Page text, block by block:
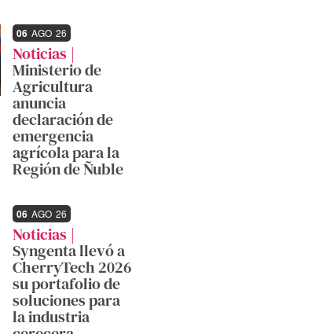
06 AGO 26
Noticias
Ministerio de
Agricultura
anuncia
declaración de
emergencia
agrícola para la
Región de Ñuble
06 AGO 26
Noticias
Syngenta llevó a
CherryTech 2026
su portafolio de
soluciones para
la industria